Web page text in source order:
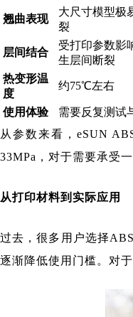
翘曲表现
大尺寸模型极
裂
层间结合
受打印参数影
生层间断裂
热变形温
度
约75℃左右
使用体验 需要反复测试
从参数来看，eSUN
33MPa，对于需要承受
从打印材料到实际应用
过去，很多用户选择
逐渐降低使用门槛。对